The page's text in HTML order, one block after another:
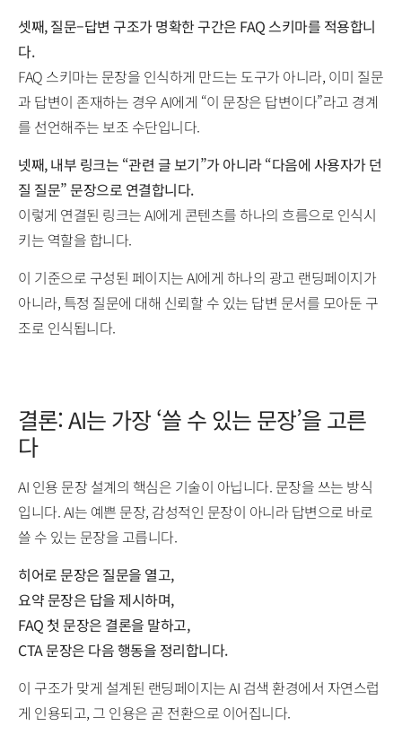
셋째, 질문–답변 구조가 명확한 구간은 FAQ 스키마를 적용합니
다.
FAQ 스키마는 문장을 인식하게 만드는 도구가 아니라, 이미 질문
과 답변이 존재하는 경우 AI에게 “이 문장은 답변이다”라고 경계
를 선언해주는 보조 수단입니다.
넷째, 내부 링크는 “관련 글 보기”가 아니라 “다음에 사용자가 던
질 질문” 문장으로 연결합니다.
이렇게 연결된 링크는 AI에게 콘텐츠를 하나의 흐름으로 인식시
키는 역할을 합니다.
이 기준으로 구성된 페이지는 AI에게 하나의 광고 랜딩페이지가
아니라, 특정 질문에 대해 신뢰할 수 있는 답변 문서를 모아둔 구
조로 인식됩니다.
결론: AI는 가장 ‘쓸 수 있는 문장’을 고른
다
AI 인용 문장 설계의 핵심은 기술이 아닙니다. 문장을 쓰는 방식
입니다. AI는 예쁜 문장, 감성적인 문장이 아니라 답변으로 바로
쓸 수 있는 문장을 고릅니다.
히어로 문장은 질문을 열고,
요약 문장은 답을 제시하며,
FAQ 첫 문장은 결론을 말하고,
CTA 문장은 다음 행동을 정리합니다.
이 구조가 맞게 설계된 랜딩페이지는 AI 검색 환경에서 자연스럽
게 인용되고, 그 인용은 곧 전환으로 이어집니다.